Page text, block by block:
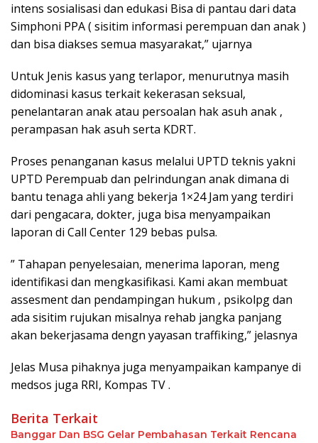
intens sosialisasi dan edukasi Bisa di pantau dari data
Simphoni PPA ( sisitim informasi perempuan dan anak )
dan bisa diakses semua masyarakat,” ujarnya
Untuk Jenis kasus yang terlapor, menurutnya masih
didominasi kasus terkait kekerasan seksual,
penelantaran anak atau persoalan hak asuh anak ,
perampasan hak asuh serta KDRT.
Proses penanganan kasus melalui UPTD teknis yakni
UPTD Perempuab dan pelrindungan anak dimana di
bantu tenaga ahli yang bekerja 1×24 Jam yang terdiri
dari pengacara, dokter, juga bisa menyampaikan
laporan di Call Center 129 bebas pulsa.
” Tahapan penyelesaian, menerima laporan, meng
identifikasi dan mengkasifikasi. Kami akan membuat
assesment dan pendampingan hukum , psikolpg dan
ada sisitim rujukan misalnya rehab jangka panjang
akan bekerjasama dengn yayasan traffiking,” jelasnya
Jelas Musa pihaknya juga menyampaikan kampanye di
medsos juga RRI, Kompas TV .
Berita Terkait
Banggar Dan BSG Gelar Pembahasan Terkait Rencana